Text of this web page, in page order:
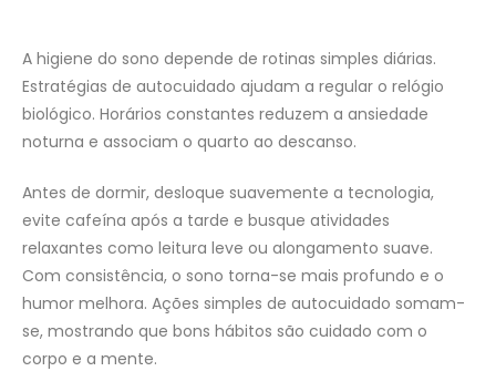
A higiene do sono depende de rotinas simples diárias.
Estratégias de autocuidado ajudam a regular o relógio
biológico. Horários constantes reduzem a ansiedade
noturna e associam o quarto ao descanso.
Antes de dormir, desloque suavemente a tecnologia,
evite cafeína após a tarde e busque atividades
relaxantes como leitura leve ou alongamento suave.
Com consistência, o sono torna-se mais profundo e o
humor melhora. Ações simples de autocuidado somam-
se, mostrando que bons hábitos são cuidado com o
corpo e a mente.